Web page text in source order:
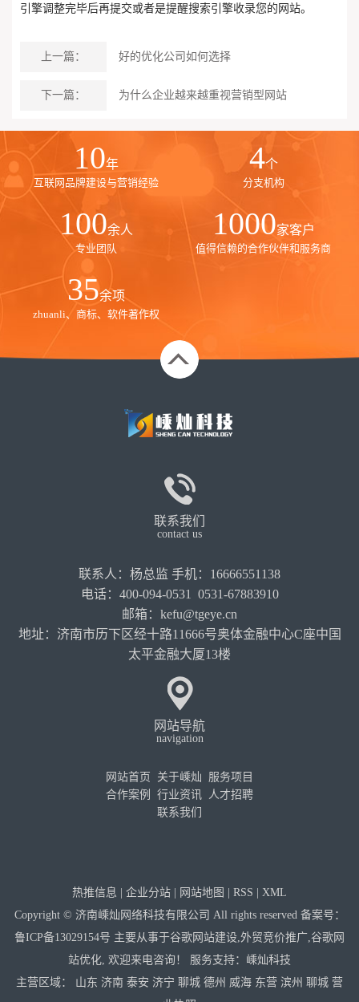
引擎调整完毕后再提交或者是提醒搜索引擎收录您的网站。
上一篇： 好的优化公司如何选择
下一篇： 为什么企业越来越重视营销型网站
10年
互联网品牌建设与营销经验
4个
分支机构
100余人
专业团队
1000家客户
值得信赖的合作伙伴和服务商
35余项
zhuanli、商标、软件著作权
联系我们
contact us
联系人：杨总监 手机：16666551138
电话：400-094-0531 0531-67883910
邮箱：kefu@tgeye.cn
地址：济南市历下区经十路11666号奥体金融中心C座中国
太平金融大厦13楼
网站导航
navigation
网站首页 关于嵊灿
服务项目
合作案例
行业资讯
人才招聘
联系我们
热推信息 | 企业分站 | 网站地图 | RSS | XML
Copyright © 济南嵊灿网络科技有限公司 All rights reserved 备案号：
鲁ICP备13029154号 主要从事于谷歌网站建设 外贸竞价推广 谷歌网
站优化 , 欢迎来电咨询！ 服务支持： 嵊灿科技
主营区域： 山东 济南 泰安 济宁 聊城 德州 威海 东营 滨州 聊城 营